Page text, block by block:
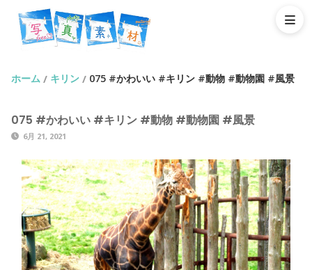
ホーム / キリン / 075 #かわいい #キリン #動物 #動物園 #風景
075 #かわいい #キリン #動物 #動物園 #風景
6月 21, 2021